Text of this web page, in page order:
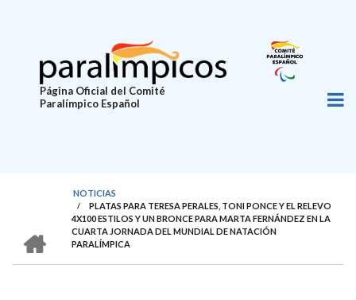
principal
Página Oficial del Comité
Paralímpico Español
SOBRESCRIBIR
ENLACES
DE
NOTICIAS
/
PLATAS PARA TERESA PERALES, TONI PONCE Y EL RELEVO
4X100 ESTILOS Y UN BRONCE PARA MARTA FERNÁNDEZ EN LA
CUARTA JORNADA DEL MUNDIAL DE NATACIÓN
PARALÍMPICA